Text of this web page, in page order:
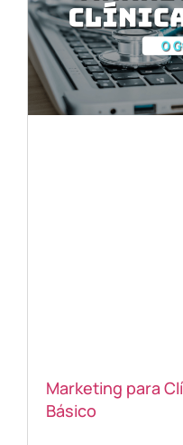
Marketing para
Básico